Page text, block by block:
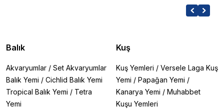
Balık
Akvaryumlar / Set Akvaryumlar
Balık Yemi / Cichlid Balık Yemi
Tropical Balık Yemi / Tetra
Yemi
Kuş
Kuş Yemleri / Versele Laga Kuş
Yemi / Papağan Yemi /
Kanarya Yemi / Muhabbet
Kuşu Yemleri